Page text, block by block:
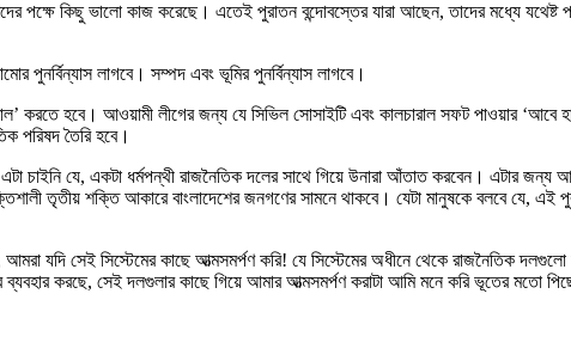
কিছু ভালো কাজ করেছে। এতেই পুরাতন বন্দোবস্তের যারা আছেন, তাদের মধ্যে যথেষ্ট
পুনর্বিন্যাস লাগবে। সম্পদ এবং ভূমির পুনর্বিন্যাস লাগবে।
করতে হবে। আওয়ামী লীগের জন্য যে সিভিল সোসাইটি এবং কালচারাল সফট পাওয়ার ‘আবে
পরিষদ তৈরি হবে।
যে, একটা ধর্মপন্থী রাজনৈতিক দলের সাথে গিয়ে উনারা আঁতাত করবেন। এটার জন্য
তৃতীয় শক্তি আকারে বাংলাদেশের জনগণের সামনে থাকবে। যেটা মানুষকে বলবে যে, এই
যদি সেই সিস্টেমের কাছে আত্মসমর্পণ করি! যে সিস্টেমের অধীনে থেকে রাজনৈতিক
ব্যবহার করছে, সেই দলগুলার কাছে গিয়ে আমার আত্মসমর্পণ করাটা আমি মনে করি ভূতের মতো